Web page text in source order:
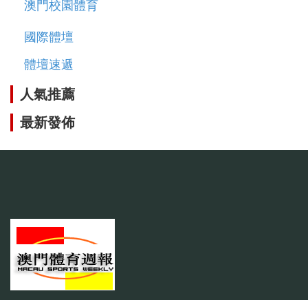
澳門校園體育
國際體壇
體壇速遞
人氣推薦
最新發佈